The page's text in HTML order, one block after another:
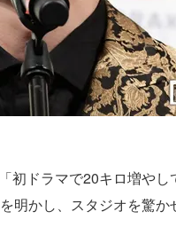
初ドラマで20キロ増や
明かし、スタジオを驚か